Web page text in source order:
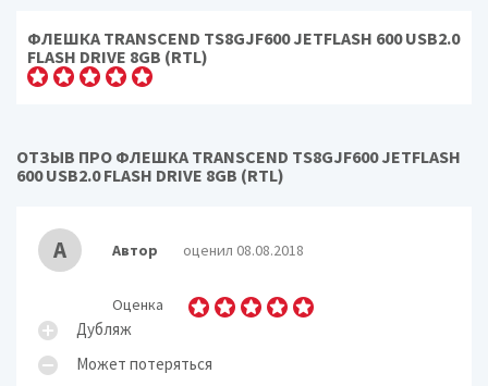
ФЛЕШКА TRANSCEND TS8GJF600 JETFLASH 600 USB2.0
FLASH DRIVE 8GB (RTL)
ОТЗЫВ ПРО ФЛЕШКА TRANSCEND TS8GJF600 JETFLASH
600 USB2.0 FLASH DRIVE 8GB (RTL)
А Автор оценил 08.08.2018
Оценка
Дубляж
Может потеряться